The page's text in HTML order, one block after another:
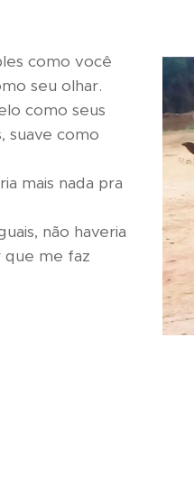
como você
seu olhar.
como seus
suave como
mais nada pra
não haveria
que me faz